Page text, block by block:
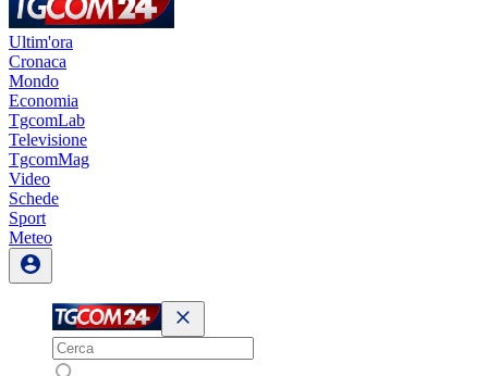
Ultim'ora
Cronaca
Mondo
Economia
TgcomLab
Televisione
TgcomMag
Video
Schede
Sport
Meteo